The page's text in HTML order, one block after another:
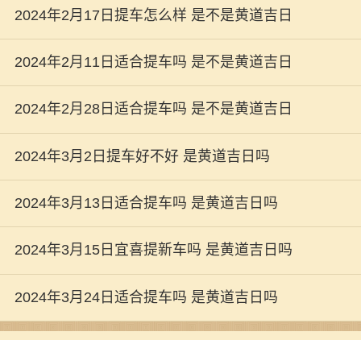
真实自我之路
2024年2月17日提车怎么样 是不是黄道吉日
2024年2月11日适合提车吗 是不是黄道吉日
2024年2月28日适合提车吗 是不是黄道吉日
2024年3月2日提车好不好 是黄道吉日吗
2024年3月13日适合提车吗 是黄道吉日吗
2024年3月15日宜喜提新车吗 是黄道吉日吗
2024年3月24日适合提车吗 是黄道吉日吗